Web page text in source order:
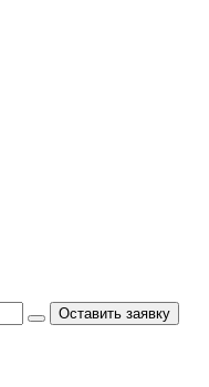
Оставить заявку